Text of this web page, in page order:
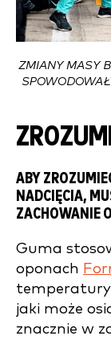
ZMIANY MASY
ABY
NADCIĘCIA,
ZACHOWANIE
Guma
oponach
temperatury
jaki może
znacznie w